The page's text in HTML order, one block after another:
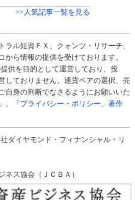
>>人気記事一覧を見る
ル短資ＦＸ、クォンツ・リサーチ、
ら情報の提供を受けております。
供を目的として運営しており、投
しておりません。通貨ペアの選択、売
自身の判断でなさるようにお願いいた
、
「プライバシー・ポリシー、著作
ダイヤモンド・フィナンシャル・リ
ス協会（ＪＣＢＡ）